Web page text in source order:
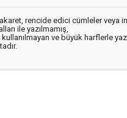
rencide edici cümleler veya
ile yazılmamış,
ve büyük harflerle